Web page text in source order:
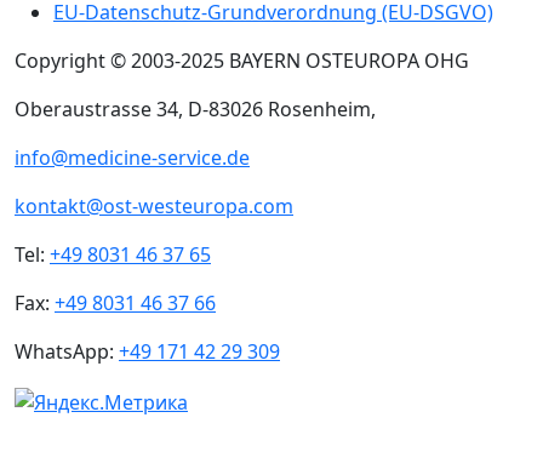
EU-Datenschutz-Grundverordnung (EU-DSGVO)
Copyright © 2003-2025 BAYERN OSTEUROPA OHG
Oberaustrasse 34, D-83026 Rosenheim,
info@medicine-service.de
kontakt@ost-westeuropa.com
Tel: +49 8031 46 37 65
Fax: +49 8031 46 37 66
WhatsApp: +49 171 42 29 309